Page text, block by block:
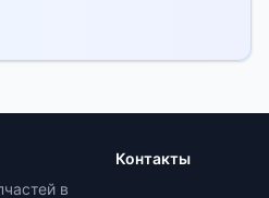
в
Контакты